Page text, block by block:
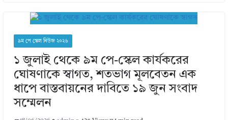
৯ম পে স্কেল নিউজ ২০২৬
১ জুলাই থেকে ৯ম পে-স্কেল কার্যকরের
ঘোষণাকে স্বাগত, শতভাগ মূলবেতন এক
ধাপে বাস্তবায়নের দাবিতে ১৯ জুন সংবাদ
সম্মেলন